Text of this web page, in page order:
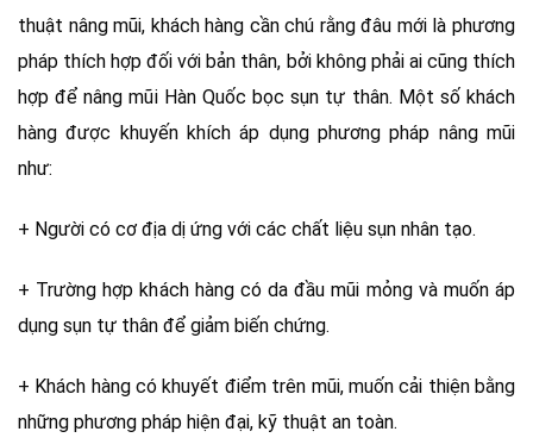
thuật nâng mũi, khách hàng cần chú rằng đâu mới là phương
pháp thích hợp đối với bản thân, bởi không phải ai cũng thích
hợp để nâng mũi Hàn Quốc bọc sụn tự thân. Một số khách
hàng được khuyến khích áp dụng phương pháp nâng mũi
như:
+ Người có cơ địa dị ứng với các chất liệu sụn nhân tạo.
+ Trường hợp khách hàng có da đầu mũi mỏng và muốn áp
dụng sụn tự thân để giảm biến chứng.
+ Khách hàng có khuyết điểm trên mũi, muốn cải thiện bằng
những phương pháp hiện đại, kỹ thuật an toàn.